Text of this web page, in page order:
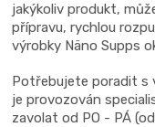
jakýkoliv produkt,
přípravu, rychlou
výrobky Näno Supps
Potřebujete poradit s
je provozován
zavolat od PO - PÁ